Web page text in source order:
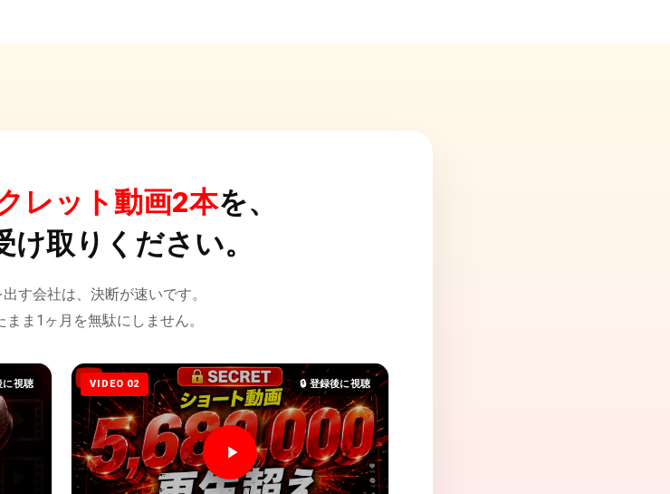
レット動画2本を、
け取りください。
す会社は、決断が速いです。
まま1ヶ月を無駄にしません。
に視聴 VIDEO 02 🔒 登録後に視聴